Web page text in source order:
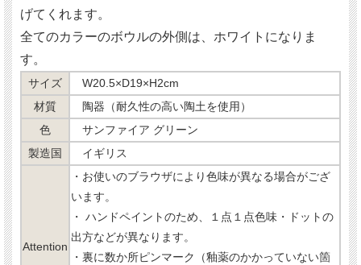
げてくれます。
全てのカラーのボウルの外側は、ホワイトになりま
す。
サイズ
W20.5×D19×H2cm
材質
陶器（耐久性の高い陶土を使用）
色
サンファイア グリーン
製造国
イギリス
Attention
・お使いのブラウザにより色味が異なる場合がござ
います。
・ ハンドペイントのため、１点１点色味・ドットの
出方などが異なります。
・裏に数か所ピンマーク（釉薬のかかっていない箇